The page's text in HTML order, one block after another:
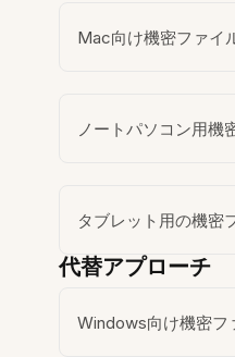
Mac向け機密ファイ
ノートパソコン用機
タブレット用の機密
代替アプローチ
Windows向け機密フ